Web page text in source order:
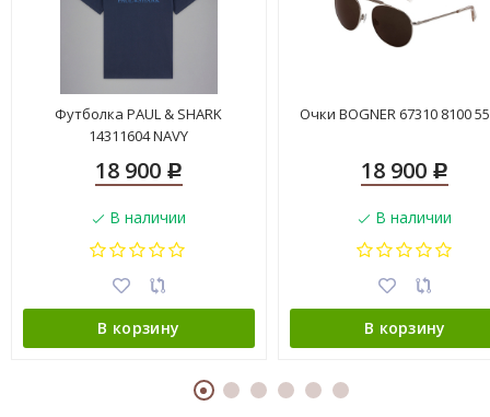
Футболка PAUL & SHARK
14311604 NAVY
18 900 Р
В наличии
В корзину
Очки BOGNER 67310 8100
18 900 Р
В наличии
В корзину